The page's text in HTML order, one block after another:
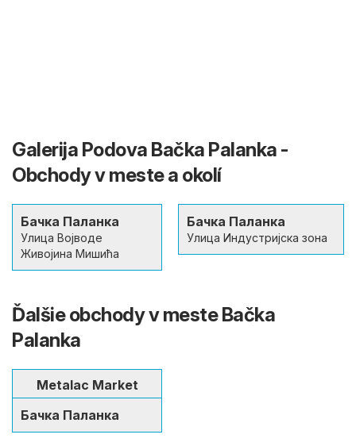
Galerija Podova Bačka Palanka -
Obchody v meste a okolí
Бачка Паланка
Улица Војводе
Живојина Мишића
Бачка Паланка
Улица Индустријска зона
Ďalšie obchody v meste Bačka
Palanka
Metalac Market
Бачка Паланка